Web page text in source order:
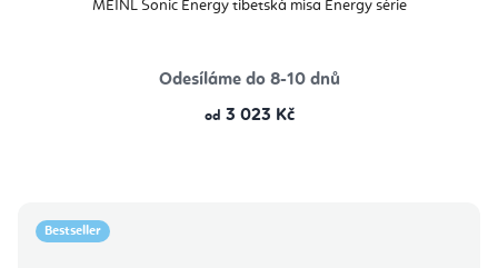
MEINL Sonic Energy tibetská mísa Energy série
Odesíláme do 8-10 dnů
od 3 023 Kč
Bestseller